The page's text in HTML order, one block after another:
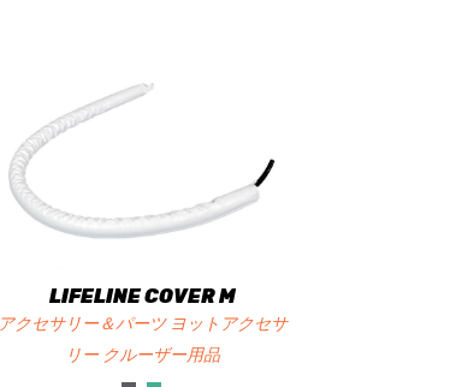
LIFELINE COVER M
アクセサリー＆パーツ ヨットアクセサ
リー クルーザー用品